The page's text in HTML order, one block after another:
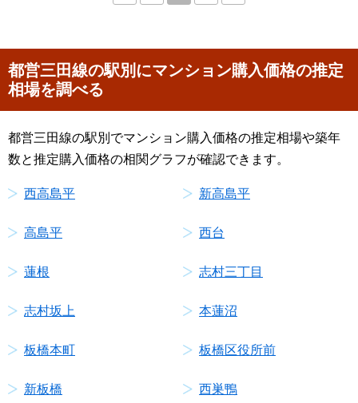
都営三田線の駅別にマンション購入価格の推定
相場を調べる
都営三田線の駅別でマンション購入価格の推定相場や築年
数と推定購入価格の相関グラフが確認できます。
西高島平 新高島平
高島平 西台
蓮根 志村三丁目
志村坂上 本蓮沼
板橋本町 板橋区役所前
新板橋 西巣鴨